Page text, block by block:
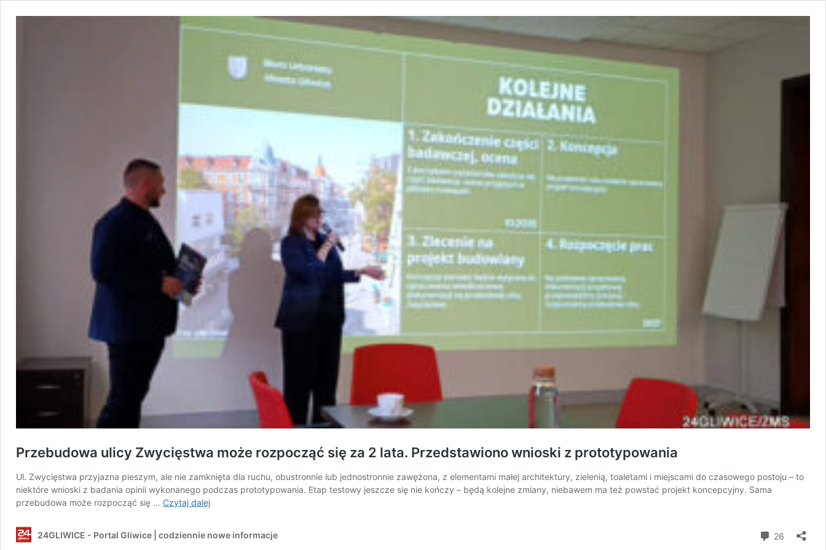
Przebudowa ulicy Zwycięstwa może rozpocząć się za 2 lata. Przedstawiono wnioski z prototypowania
Ul. Zwycięstwa przyjazna pieszym, ale nie zamknięta dla ruchu, obustronnie lub jednostronnie zawężona, z elementami małej architektury, zielenią, toaletami i miejscami do czasowego postoju – to
niektóre wnioski z badania opinii wykonanego podczas prototypowania. Etap testowy jeszcze się nie kończy – będą kolejne zmiany, niebawem ma też powstać projekt koncepcyjny. Sama
przebudowa może rozpocząć się … Czytaj dalejPrzebudowa
może
24GLIWICE - Portal Gliwice | codziennie nowe informacje 26